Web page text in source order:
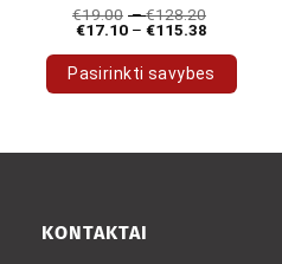
€19.00 –€128.20
€17.10 – €115.38
Pasirinkti savybes
has
The
KONTAKTAI